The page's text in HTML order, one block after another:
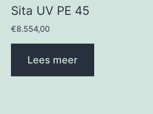
Sita UV PE 45
€8.554,00
Lees meer